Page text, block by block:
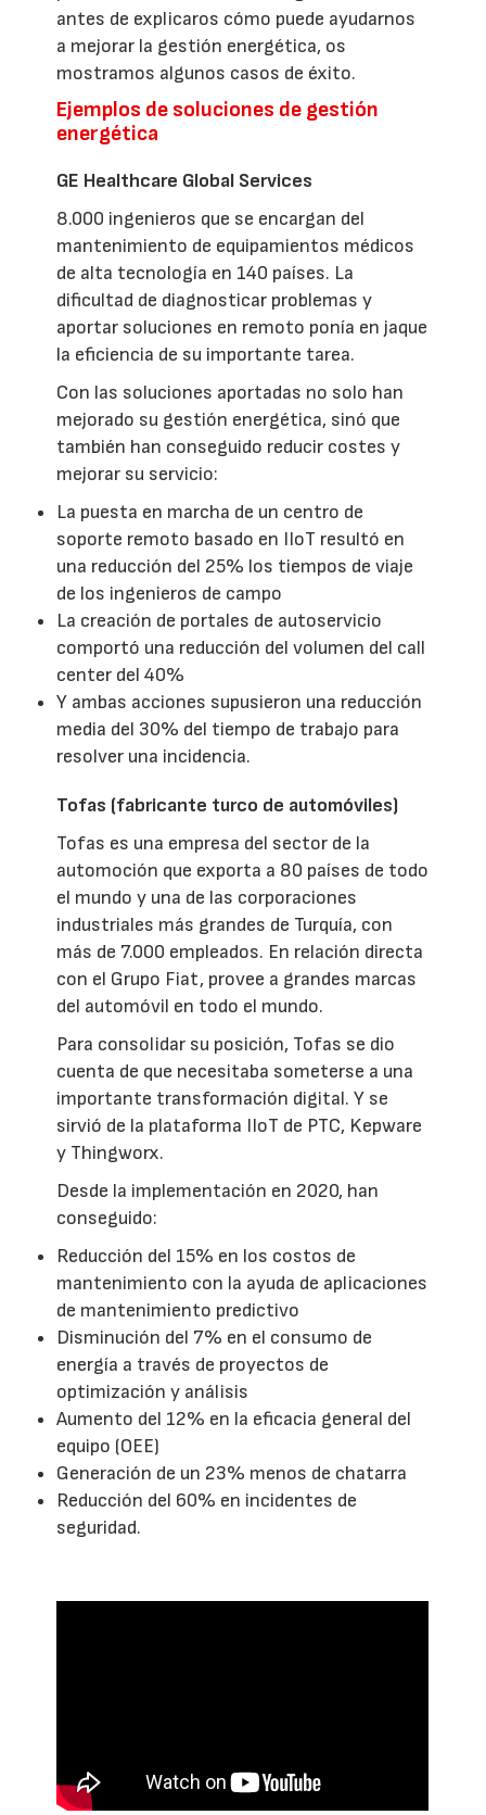
antes de explicaros cómo puede ayudarnos
a mejorar la gestión energética, os
mostramos algunos casos de éxito.
Ejemplos de soluciones de gestión
energética
GE Healthcare Global Services
8.000 ingenieros que se encargan del
mantenimiento de equipamientos médicos
de alta tecnología en 140 países. La
dificultad de diagnosticar problemas y
aportar soluciones en remoto ponía en jaque
la eficiencia de su importante tarea.
Con las soluciones aportadas no solo han
mejorado su gestión energética, sinó que
también han conseguido reducir costes y
mejorar su servicio:
La puesta en marcha de un centro de
soporte remoto basado en IIoT resultó en
una reducción del 25% los tiempos de viaje
de los ingenieros de campo
La creación de portales de autoservicio
comportó una reducción del volumen del call
center del 40%
Y ambas acciones supusieron una reducción
media del 30% del tiempo de trabajo para
resolver una incidencia.
Tofas (fabricante turco de automóviles)
Tofas es una empresa del sector de la
automoción que exporta a 80 países de todo
el mundo y una de las corporaciones
industriales más grandes de Turquía, con
más de 7.000 empleados. En relación directa
con el Grupo Fiat, provee a grandes marcas
del automóvil en todo el mundo.
Para consolidar su posición, Tofas se dio
cuenta de que necesitaba someterse a una
importante transformación digital. Y se
sirvió de la plataforma IIoT de PTC, Kepware
y Thingworx.
Desde la implementación en 2020, han
conseguido:
Reducción del 15% en los costos de
mantenimiento con la ayuda de aplicaciones
de mantenimiento predictivo
Disminución del 7% en el consumo de
energía a través de proyectos de
optimización y análisis
Aumento del 12% en la eficacia general del
equipo (OEE)
Generación de un 23% menos de chatarra
Reducción del 60% en incidentes de
seguridad.